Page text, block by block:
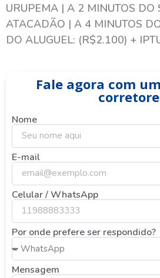
URUPEMA | A 2 MINUTOS DO
ATACADÃO | A 4 MINUTOS
DO ALUGUEL: (R$2.100) +
Fale agora com
Nome
E-mail
Celular / WhatsApp
Por onde prefere ser respondido?
Mensagem